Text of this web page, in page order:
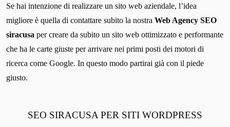
Se hai intenzione di realizzare un sito web aziendale, l’idea
migliore è quella di contattare subito la nostra Web Agency SEO
siracusa per creare da subito un sito web ottimizzato e performante
che ha le carte giuste per arrivare nei primi posti dei motori di
ricerca come Google. In questo modo partirai già con il piede
giusto.
SEO SIRACUSA PER SITI WORDPRESS